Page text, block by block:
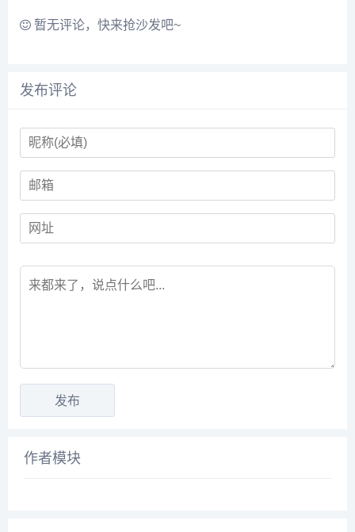
暂无评论，快来抢沙发吧~
发布评论
作者模块